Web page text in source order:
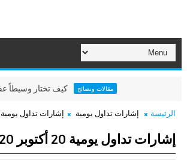
مقالات ونصائح كيف تختار وسيطاً عقارياً
الرئيسة إشارات تداول يومية إشارات تداول يومية 20 أكتوبر 2020
إشارات تداول يومية 20 أكتوبر 2020